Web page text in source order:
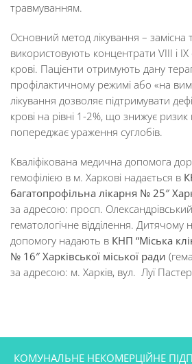
травмуванням.
Основний метод лікування – замісна
використовують концентрати VIII і IX
крові. Пацієнти отримують дану
профілактичному режимі або «на
лікування дозволяє підтримувати
крові на рівні 1-2%, що знижує ризик
попереджає ураження суглобів.
Кваліфікована медична допомога
гемофілією в м. Харкові надається в
багатопрофільна лікарня № 25″
за адресою: просп.
гематологічне відділення. Дитячому
допомогу надають в КНП “Міська
№ 16″ Харківської міської ради
за адресою: м. Харків, вул. Луї
КОМУНАЛЬНЕ НЕКОМЕРЦІЙНЕ